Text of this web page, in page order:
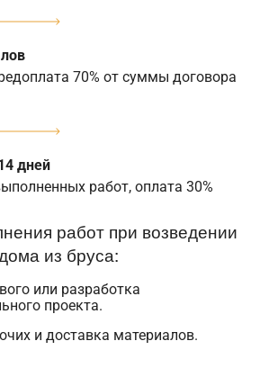
70% от суммы договора
дней
работ, оплата 30%
работ при возведении
из бруса:
или разработка
проекта.
и доставка материалов.